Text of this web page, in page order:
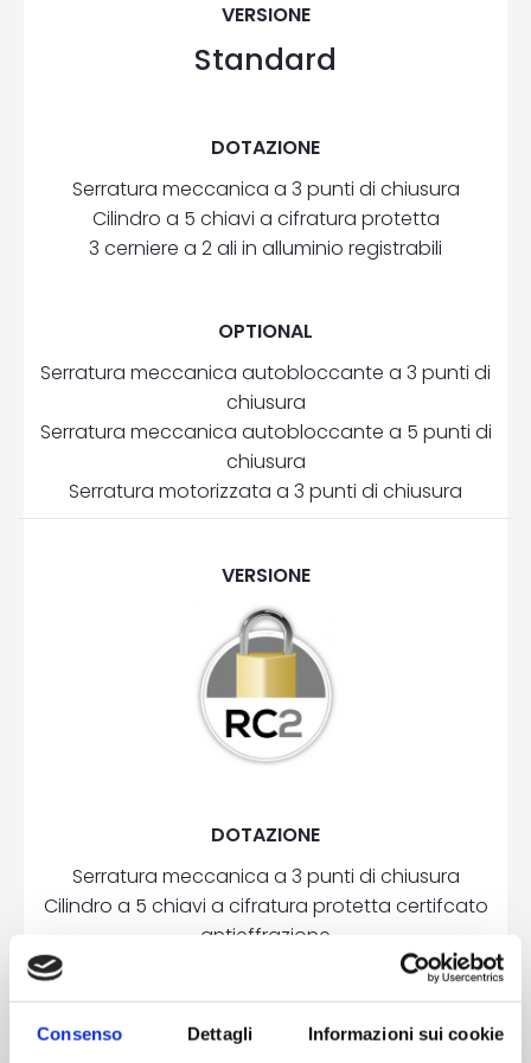
Consenso Dettagli Informazioni sui cookie
VERSIONE
Standard
DOTAZIONE
Serratura meccanica a 3 punti di chiusura
Cilindro a 5 chiavi a cifratura protetta
3 cerniere a 2 ali in alluminio registrabili
OPTIONAL
Serratura meccanica autobloccante a 3 punti di
chiusura
Serratura meccanica autobloccante a 5 punti di
chiusura
Serratura motorizzata a 3 punti di chiusura
VERSIONE
DOTAZIONE
Serratura meccanica a 3 punti di chiusura
Cilindro a 5 chiavi a cifratura protetta certifcato
antieffrazione
3 cerniere a 2 ali in alluminio registrabili
2 rostri su lato cerniere
Piatti di rinforzo in acciaio nel telaio